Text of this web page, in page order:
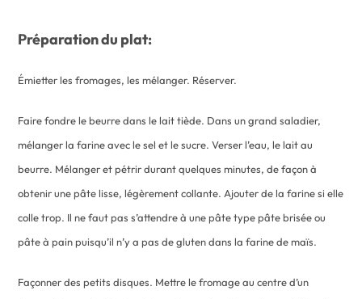
Préparation du plat:
Émietter les fromages, les mélanger. Réserver.
Faire fondre le beurre dans le lait tiède. Dans un grand saladier,
mélanger la farine avec le sel et le sucre. Verser l’eau, le lait au
beurre. Mélanger et pétrir durant quelques minutes, de façon à
obtenir une pâte lisse, légèrement collante. Ajouter de la farine si elle
colle trop. Il ne faut pas s’attendre à une pâte type pâte brisée ou
pâte à pain puisqu’il n’y a pas de gluten dans la farine de maïs.
Façonner des petits disques. Mettre le fromage au centre d’un